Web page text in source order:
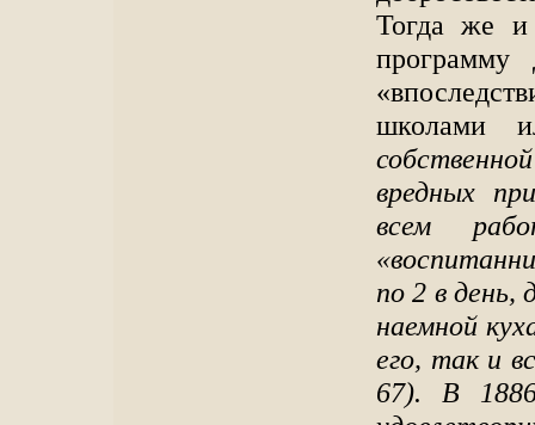
Тогда же и
школами
вредных
всем
по 2 в день,
наемной
его, так и
67). В